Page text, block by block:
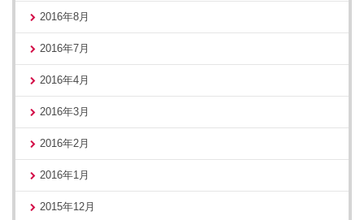
2016年8月
2016年7月
2016年4月
2016年3月
2016年2月
2016年1月
2015年12月